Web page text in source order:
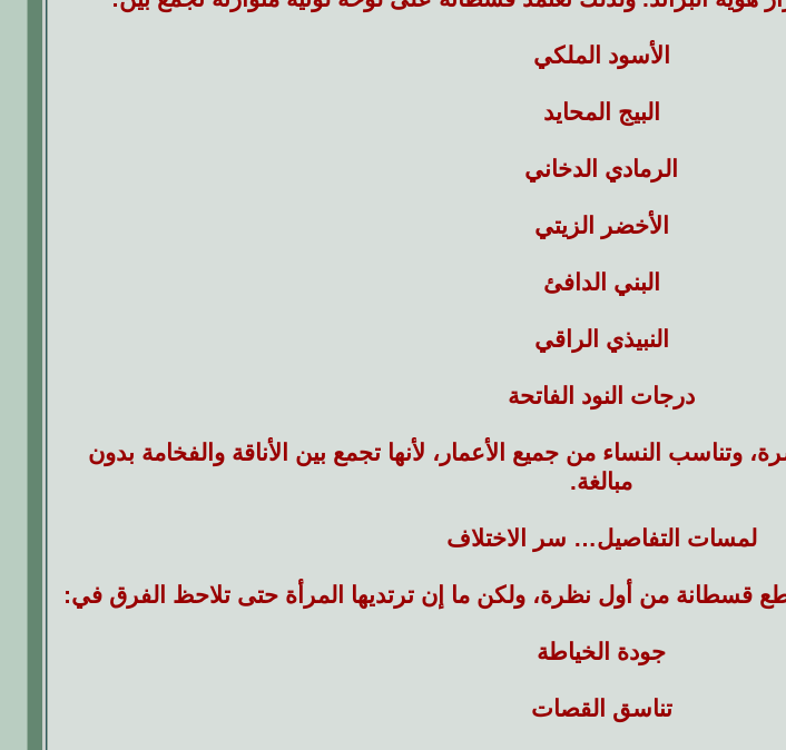
الأسود الملكي
البيج المحايد
الرمادي الدخاني
الأخضر الزيتي
البني الدافئ
النبيذي الراقي
درجات النود الفاتحة
وتناسب النساء من جميع الأعمار، لأنها تجمع بين الأناقة والفخامة بدون
مبالغة.
لمسات التفاصيل… سر الاختلاف
من أول نظرة، ولكن ما إن ترتديها المرأة حتى تلاحظ الفرق في:
جودة الخياطة
تناسق القصات